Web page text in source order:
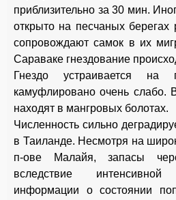
приблизительно за 30 мин.
открыто на песчаных
сопровождают самок в их
Сараваке гнездование
Гнездо устраивается
камуфлировано очень слабо.
находят в мангровых болотах.
Численность сильно
в Таиланде. Несмотря на
п-ове Малайя, запасы
вследствие
информации о состоянии